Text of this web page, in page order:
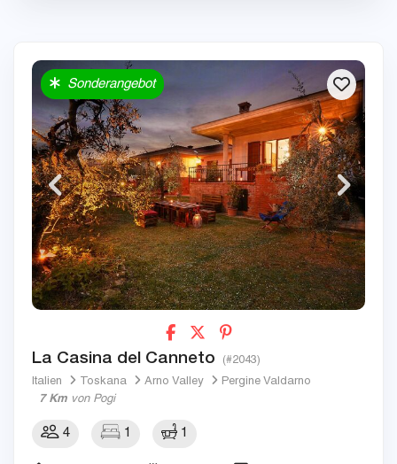
Sonderangebot
La Casina del Canneto (#2043)
Italien Toskana Arno Valley
Pergine Valdarno
7 Km von Pogi
4 1 1